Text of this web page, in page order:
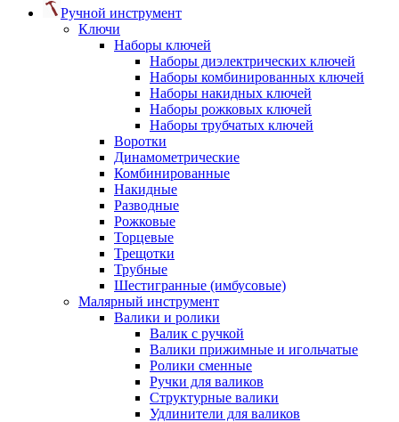
Ручной инструмент
Ключи
Наборы ключей
Наборы диэлектрических ключей
Наборы комбинированных ключей
Наборы накидных ключей
Наборы рожковых ключей
Наборы трубчатых ключей
Воротки
Динамометрические
Комбинированные
Накидные
Разводные
Рожковые
Торцевые
Трещотки
Трубные
Шестигранные (имбусовые)
Малярный инструмент
Валики и ролики
Валик с ручкой
Валики прижимные и игольчатые
Ролики сменные
Ручки для валиков
Структурные валики
Удлинители для валиков